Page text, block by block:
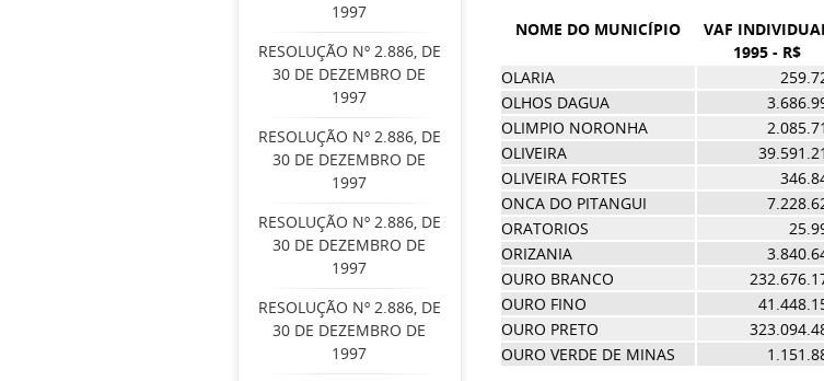
1997
RESOLUÇÃO Nº 2.886, DE
30 DE DEZEMBRO DE
1997
RESOLUÇÃO Nº 2.886, DE
30 DE DEZEMBRO DE
1997
RESOLUÇÃO Nº 2.886, DE
30 DE DEZEMBRO DE
1997
RESOLUÇÃO Nº 2.886, DE
30 DE DEZEMBRO DE
1997
NOME DO MUNICÍPIO
VAF
1995 - R$
OLARIA
OLHOS DAGUA
OLIMPIO NORONHA
OLIVEIRA
OLIVEIRA FORTES
ONCA DO PITANGUI
ORATORIOS
ORIZANIA
OURO BRANCO
OURO FINO
OURO PRETO
OURO VERDE DE MINAS